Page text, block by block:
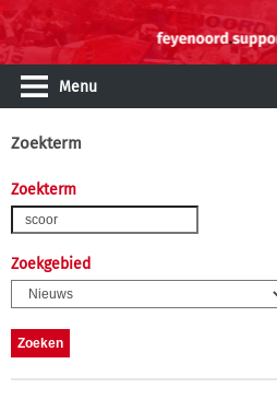
Menu
Zoekterm
Zoekterm
Zoekgebied